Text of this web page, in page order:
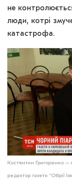
не
люди, котрі
катастрофа.
Костянтин Григоренко
редактор газети “Обрії